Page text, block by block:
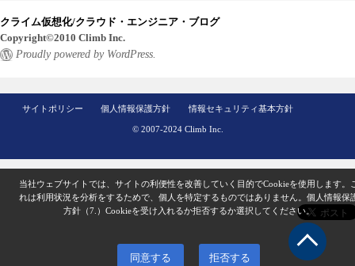
クライム仮想化/クラウド・エンジニア・ブログ
Copyright©2010 Climb Inc.
Proudly powered by WordPress.
サイトポリシー 個人情報保護方針 情報セキュリティ基本方針
© 2007-2024 Climb Inc.
当社ウェブサイトでは、サイトの利便性を改善していく目的でCookieを使用します。
れは利用状況を分析をするためで、個人を特定するものではありません。 個人情報保
方針（7.） Cookieを受け入れるか拒否するか選択してください。
同意する 拒否する